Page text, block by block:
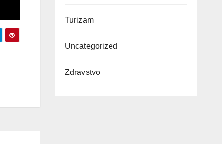
Turizam
Uncategorized
Zdravstvo